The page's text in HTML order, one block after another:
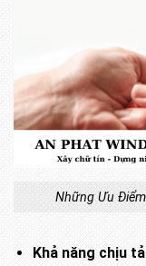
Những Ưu
Khả năng chịu